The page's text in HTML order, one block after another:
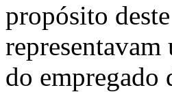
propósito
do empregado